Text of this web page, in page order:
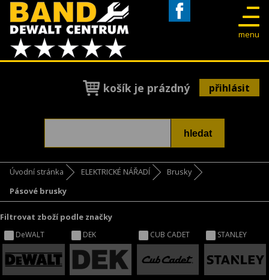
menu
košík je prázdný přihlásit
Úvodní stránka ELEKTRICKÉ NÁŘADÍ
Brusky
Pásové brusky
Filtrovat zboží podle značky
DeWALT DEK CUB CADET STANLEY